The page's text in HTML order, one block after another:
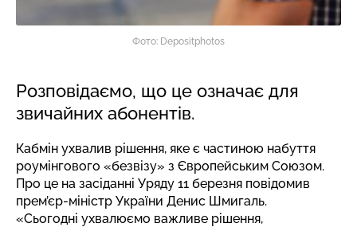
Фото: Depositphotos
Розповідаємо, що це означає для
звичайних абонентів.
Кабмін ухвалив рішення, яке є частиною набуття
роумінгового «безвізу» з Європейським Союзом.
Про це на засіданні Уряду 11 березня повідомив
прем’єр-міністр України Денис Шмигаль.
«Сьогодні ухвалюємо важливе рішення,